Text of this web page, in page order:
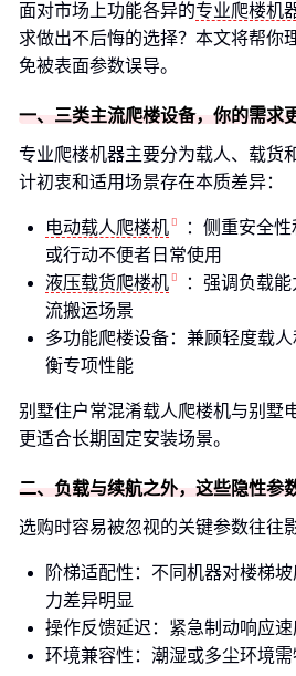
面对市场上功能各异的专业爬楼机
求做出不后悔的选择？本文将帮你
免被表面参数误导。
一、三类主流爬楼设备，你的需求
专业爬楼机器主要分为载人、载货
计初衷和适用场景存在本质差异：
电动载人爬楼机
：侧重安全
或行动不便者日常使用
液压载货爬楼机
：强调负载
流搬运场景
多功能爬楼设备：兼顾轻度载
衡专项性能
别墅住户常混淆载人爬楼机与别墅
更适合长期固定安装场景。
二、负载与续航之外，这些隐性参
选购时容易被忽视的关键参数往往
阶梯适配性：不同机器对楼梯
力差异明显
操作反馈延迟：紧急制动响应
环境兼容性：潮湿或多尘环境